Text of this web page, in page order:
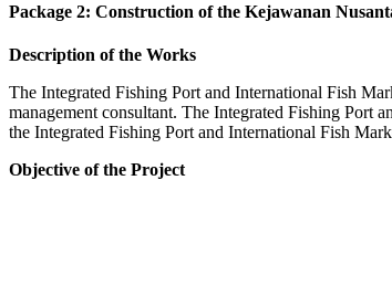
Package 2: Construction of the Kejawanan
Description of the Works
The Integrated Fishing Port and International Fish
management consultant. The Integrated Fishing Port
the Integrated Fishing Port and International Fish
Objective of the Project